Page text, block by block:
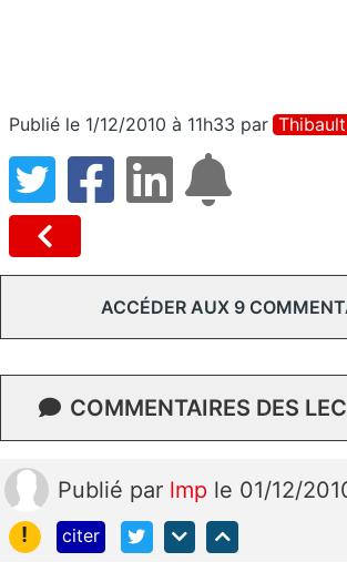
Publié le 1/12/2010 à 11h33 par Thibault
ACCÉDER AUX 9
COMMENTAIRES DES
Publié par lmp le 01/12/
!
citer